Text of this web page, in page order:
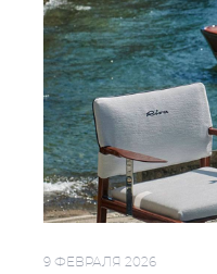
9 ФЕВРАЛЯ 2026